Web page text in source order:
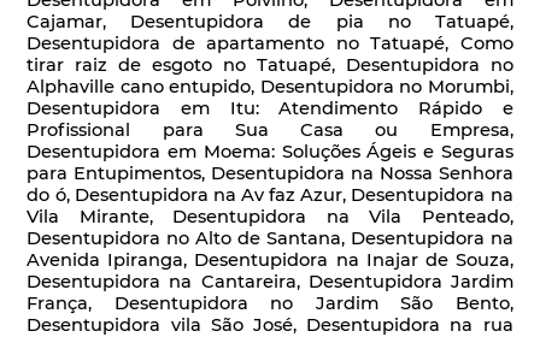
Cajamar, Desentupidora de pia no Tatuapé,
Desentupidora de apartamento no Tatuapé, Como
tirar raiz de esgoto no Tatuapé, Desentupidora no
Alphaville cano entupido, Desentupidora no Morumbi,
Desentupidora em Itu: Atendimento Rápido e
Profissional para Sua Casa ou Empresa,
Desentupidora em Moema: Soluções Ágeis e Seguras
para Entupimentos, Desentupidora na Nossa Senhora
do ó, Desentupidora na Av faz Azur, Desentupidora na
Vila Mirante, Desentupidora na Vila Penteado,
Desentupidora no Alto de Santana, Desentupidora na
Avenida Ipiranga, Desentupidora na Inajar de Souza,
Desentupidora na Cantareira, Desentupidora Jardim
França, Desentupidora no Jardim São Bento,
Desentupidora vila São José, Desentupidora na rua